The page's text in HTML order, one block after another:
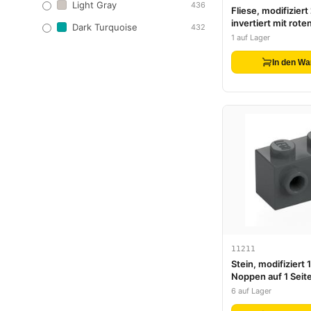
Light Gray 436
Dark Turquoise 432
Fliese, modifiziert
invertiert mit
Muster Modell
(Aufkleber) - Set
1 auf Lager
In den
11211
Stein, modifiziert
Noppen auf 1
6 auf Lager